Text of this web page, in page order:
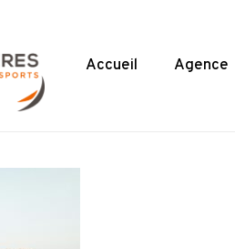
Accueil Agence